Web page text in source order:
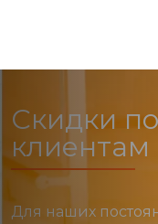
Скидки
клиентам
Для наших